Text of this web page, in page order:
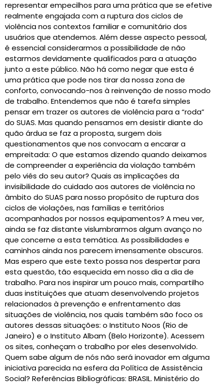
representar empecilhos para uma prática que se efetive
realmente engajada com a ruptura dos ciclos de
violência nos contextos familiar e comunitário dos
usuários que atendemos. Além desse aspecto pessoal,
é essencial considerarmos a possibilidade de não
estarmos devidamente qualificados para a atuação
junto a este público. Não há como negar que esta é
uma prática que pode nos tirar da nossa zona de
conforto, convocando-nos à reinvenção de nosso modo
de trabalho. Entendemos que não é tarefa simples
pensar em trazer os autores de violência para a “roda”
do SUAS. Mas quando pensamos em desistir diante do
quão árdua se faz a proposta, surgem dois
questionamentos que nos convocam a encarar a
empreitada: O que estamos dizendo quando deixamos
de compreender a experiência da violação também
pelo viés do seu autor? Quais as implicações da
invisibilidade do cuidado aos autores de violência no
âmbito do SUAS para nosso propósito de ruptura dos
ciclos de violações, nas famílias e territórios
acompanhados por nossos equipamentos? A meu ver,
ainda se faz distante vislumbrarmos algum avanço no
que concerne a esta temática. As possibilidades e
caminhos ainda nos parecem imensamente obscuros.
Mas espero que este texto possa nos despertar para
esta questão, tão esquecida em nosso dia a dia de
trabalho. Para nos inspirar um pouco mais, compartilho
duas instituições que atuam desenvolvendo projetos
relacionados à prevenção e enfrentamento das
situações de violência, nos quais também são foco os
autores dessas situações: o Instituto Noos (Rio de
Janeiro) e o Instituto Albam (Belo Horizonte). Acessem
os sites, conheçam o trabalho por eles desenvolvido.
Quem sabe algum de nós não será inovador em alguma
iniciativa parecida na esfera da Política de Assistência
Social? Referências Bibliográficas: BRASIL. Ministério do